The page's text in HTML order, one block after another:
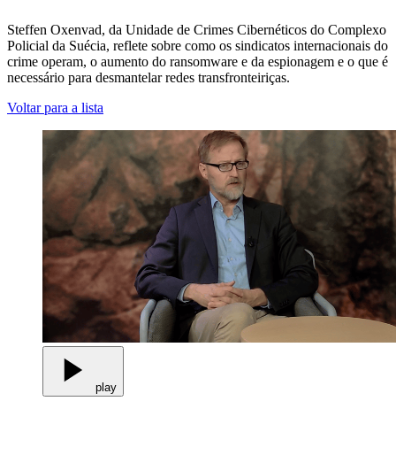
Steffen Oxenvad, da Unidade de Crimes Cibernéticos do Complexo
Policial da Suécia, reflete sobre como os sindicatos internacionais do
crime operam, o aumento do ransomware e da espionagem e o que é
necessário para desmantelar redes transfronteiriças.
Voltar para a lista
play